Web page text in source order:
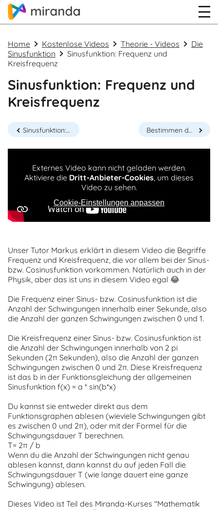
Home Kostenlose Videos Theorie - Videos
Die
Sinusfunktion
Sinusfunktion: Frequenz und
Kreisfrequenz
Sinusfunktion: Frequenz und
Kreisfrequenz
Sinusfunktion: Die Amplitude Bestimmen der Kreisfrequenz b mit dem Funktionsgraphen der Sinusfunktion
Externes Video kann nicht geladen werden.
Aktiviere die Dritt-Anbieter-Cookies, um dieses
Video zu sehen.
Cookie-Einstellungen anpassen
Unser Tutor Markus erklärt in diesem Video die Begriffe
Frequenz und Kreisfrequenz, die vor allem bei der Sinus-
bzw. Cosinusfunktion vorkommen. Natürlich auch in der
Physik, aber das ist uns in diesem Video egal 😂
Die Frequenz einer Sinus- bzw. Cosinusfunktion ist die
Anzahl der Schwingungen innerhalb einer Sekunde, also
die Anzahl der ganzen Schwingungen zwischen 0 und 1.
Die Kreisfrequenz einer Sinus- bzw. Cosinusfunktion ist
die Anzahl der Schwingungen innerhalb von 2 pi
Sekunden (2π Sekunden), also die Anzahl der ganzen
Schwingungen zwischen 0 und 2π. Diese Kreisfrequenz
ist das b in der Funktionsgleichung der allgemeinen
Sinusfunktion f(x) = a * sin(b*x)
Du kannst sie entweder direkt aus dem
Funktionsgraphen ablesen (wieviele Schwingungen gibt
es zwischen 0 und 2π), oder mit der Formel für die
Schwingungsdauer T berechnen.
T= 2π / b
Wenn du die Anzahl der Schwingungen nicht genau
ablesen kannst, dann kannst du auf jeden Fall die
Schwingungsdauer T (wie lange dauert eine ganze
Schwingung) ablesen.
Dieses Video ist Teil des Miranda-Kurses "Mathematik